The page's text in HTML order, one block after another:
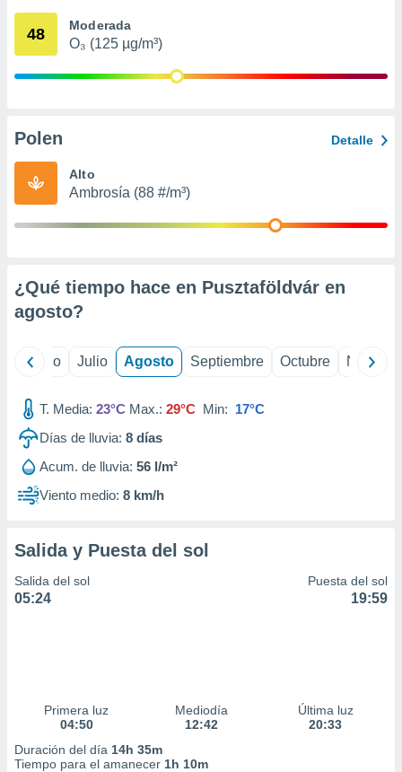
mediante
publicidad
de
48 Moderada
O₃ (125 µg/m³)
Polen Detalle
Alto
Ambrosía (88 #/m³)
¿Qué tiempo hace en Pusztaföldvár en
agosto?
Junio Julio Agosto Septiembre Octubre
T. Media: 23°C Max.: 29°C Min: 17°C
Días de lluvia: 8 días
Acum. de lluvia: 56 l/m²
Viento medio: 8 km/h
Salida y Puesta del sol
Salida del sol
05:24
Puesta del sol
19:59
Primera luz
04:50
Mediodía
12:42
Última luz
20:33
Duración del día 14h 35m
Tiempo para el amanecer 1h 10m